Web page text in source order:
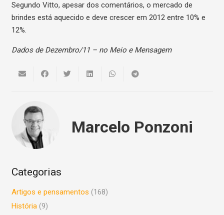
Segundo Vitto, apesar dos comentários, o mercado de
brindes está aquecido e deve crescer em 2012 entre 10% e
12%.
Dados de Dezembro/11 – no Meio e Mensagem
Marcelo Ponzoni
Categorias
Artigos e pensamentos (168)
História(9)